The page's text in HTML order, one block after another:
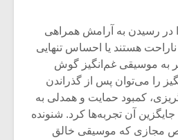
در رسیدن به آرامش همراهی
هستند یا احساس تنهایی
به موسیقی غم‌انگیز گوش
را می‌توان پس از گذراندن
کمبود حمایت و همدلی به
آن تجربه‌ها کرد. شنونده
مجازی که موسیقی خالق